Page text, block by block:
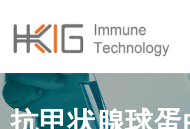
抗甲状腺球蛋